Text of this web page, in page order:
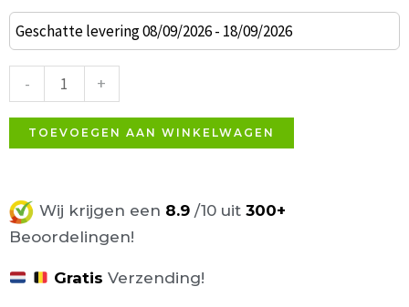
Geschatte levering 08/09/2026 - 18/09/2026
-
Africa
Vondom
Terrasstoel
Zwart
aantal
+
TOEVOEGEN AAN WINKELWAGEN
Wij krijgen een 8.9 /10 uit 300+
Beoordelingen!
Gratis Verzending!